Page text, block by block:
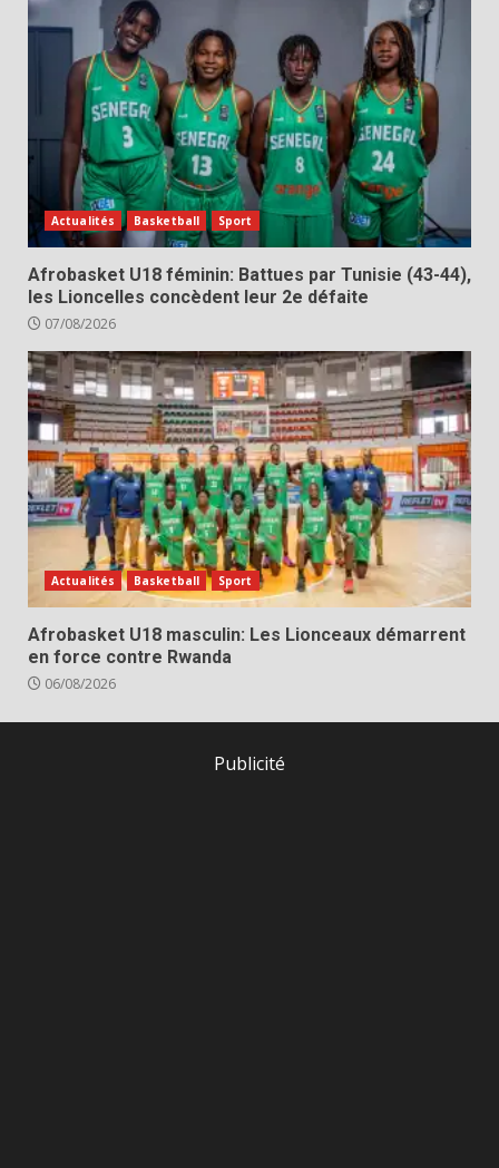
Actualités Basketball Sport
Afrobasket U18 féminin: Battues par Tunisie (43-44),
les Lioncelles concèdent leur 2e défaite
07/08/2026
Actualités Basketball Sport
Afrobasket U18 masculin: Les Lionceaux démarrent
en force contre Rwanda
06/08/2026
Publicité